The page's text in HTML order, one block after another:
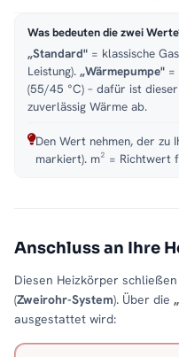
Was bedeuten die zwei
„Standard" = klassische
Leistung). „Wärmepumpe" =
(55/45 °C) – dafür ist
zuverlässig Wärme ab.
Den Wert nehmen, der zu
markiert). m² = Richtwert
Anschluss an Ihre
Diesen Heizkörper
(Zweirohr-System). Über die
ausgestattet wird: